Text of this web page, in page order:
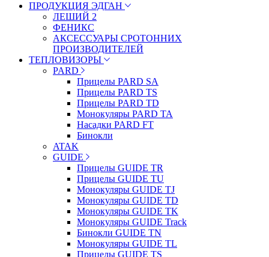
ПРОДУКЦИЯ ЭДГАН
ЛЕШИЙ 2
ФЕНИКС
АКСЕССУАРЫ СРОТОННИХ
ПРОИЗВОДИТЕЛЕЙ
ТЕПЛОВИЗОРЫ
PARD
Прицелы PARD SA
Прицелы PARD TS
Прицелы PARD TD
Монокуляры PARD TA
Насадки PARD FT
Бинокли
ATAK
GUIDE
Прицелы GUIDE TR
Прицелы GUIDE TU
Монокуляры GUIDE TJ
Монокуляры GUIDE TD
Монокуляры GUIDE TK
Монокуляры GUIDE Track
Бинокли GUIDE TN
Монокуляры GUIDE TL
Прицелы GUIDE TS